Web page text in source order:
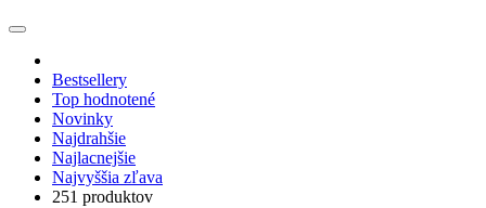
Bestsellery
Top hodnotené
Novinky
Najdrahšie
Najlacnejšie
Najvyššia zľava
251 produktov